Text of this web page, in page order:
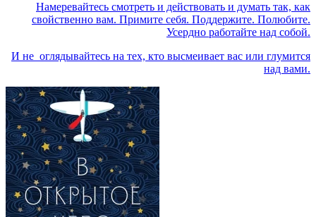
Намеревайтесь смотреть и действовать и думать так, как
свойственно вам. Примите себя. Поддержите. Полюбите.
Усердно работайте над собой.
И не оглядывайтесь на тех, кто высмеивает вас или глумится
над вами.